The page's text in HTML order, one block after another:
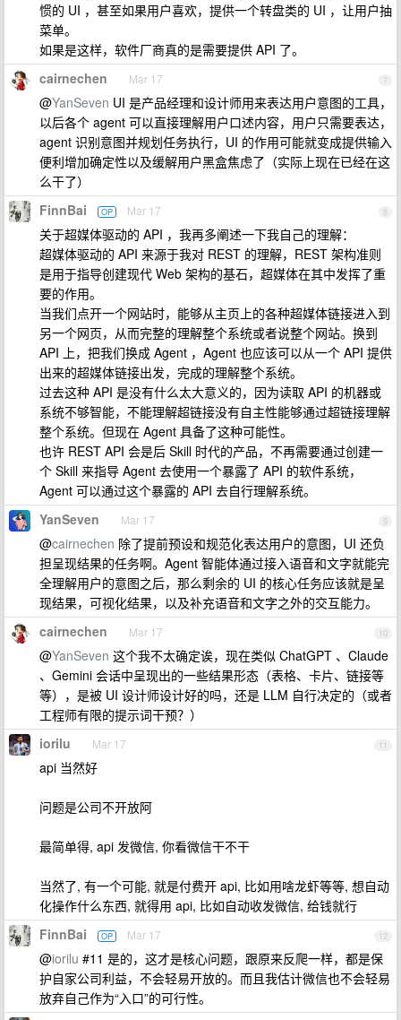
惯的 UI ，甚至如果用户喜欢，提供一个转盘类的 UI ，让用户抽
菜单。
如果是这样，软件厂商真的是需要提供 API 了。
7
cairnechen Mar 17
@YanSeven UI 是产品经理和设计师用来表达用户意图的工具，
以后各个 agent 可以直接理解用户口述内容，用户只需要表达，
agent 识别意图并规划任务执行，UI 的作用可能就变成提供输入
便利增加确定性以及缓解用户黑盒焦虑了（实际上现在已经在这
么干了）
8
FinnBai OP Mar 17
关于超媒体驱动的 API ，我再多阐述一下我自己的理解：
超媒体驱动的 API 来源于我对 REST 的理解，REST 架构准则
是用于指导创建现代 Web 架构的基石，超媒体在其中发挥了重
要的作用。
当我们点开一个网站时，能够从主页上的各种超媒体链接进入到
另一个网页，从而完整的理解整个系统或者说整个网站。换到
API 上，把我们换成 Agent ，Agent 也应该可以从一个 API 提供
出来的超媒体链接出发，完成的理解整个系统。
过去这种 API 是没有什么太大意义的，因为读取 API 的机器或
系统不够智能，不能理解超链接没有自主性能够通过超链接理解
整个系统。但现在 Agent 具备了这种可能性。
也许 REST API 会是后 Skill 时代的产品，不再需要通过创建一
个 Skill 来指导 Agent 去使用一个暴露了 API 的软件系统，
Agent 可以通过这个暴露的 API 去自行理解系统。
9
YanSeven Mar 17
@cairnechen 除了提前预设和规范化表达用户的意图，UI 还负
担呈现结果的任务啊。Agent 智能体通过接入语音和文字就能完
全理解用户的意图之后，那么剩余的 UI 的核心任务应该就是呈
现结果，可视化结果，以及补充语音和文字之外的交互能力。
10
cairnechen Mar 17
@YanSeven 这个我不太确定诶，现在类似 ChatGPT 、Claude
、Gemini 会话中呈现出的一些结果形态（表格、卡片、链接等
等），是被 UI 设计师设计好的吗，还是 LLM 自行决定的（或者
工程师有限的提示词干预？）
11
iorilu Mar 17
api 当然好
问题是公司不开放阿
最简单得, api 发微信, 你看微信干不干
当然了, 有一个可能, 就是付费开 api, 比如用啥龙虾等等, 想自动
化操作什么东西, 就得用 api, 比如自动收发微信, 给钱就行
12
FinnBai OP Mar 17
@iorilu #11 是的，这才是核心问题，跟原来反爬一样，都是保
护自家公司利益，不会轻易开放的。而且我估计微信也不会轻易
放弃自己作为“入口”的可行性。